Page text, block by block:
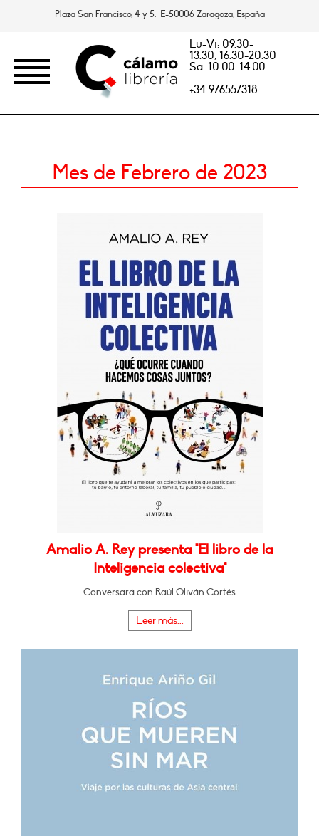
Plaza San Francisco, 4 y 5. E-50006 Zaragoza, España
Lu-Vi: 09.30-
13.30, 16.30-20.30
Sa: 10.00-14.00
+34 976557318
Mes de Febrero de 2023
Amalio A. Rey presenta "El libro de la
Inteligencia colectiva"
Conversará con Raúl Oliván Cortés
Leer más...